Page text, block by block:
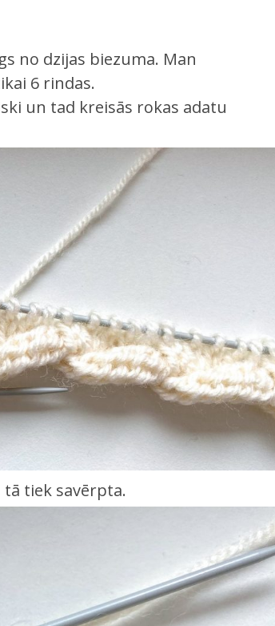
no dzijas biezuma. Man
6 rindas.
un tad kreisās rokas adatu
tiek savērpta.